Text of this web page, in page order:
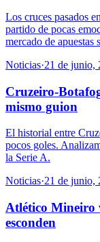
Los cruces pasados
partido de pocas
mercado de apuestas
Noticias·21 de junio,
Cruzeiro-
mismo guion
El historial entre
pocos goles.
la Serie A.
Noticias·21 de junio,
Atlético Mineiro
esconden